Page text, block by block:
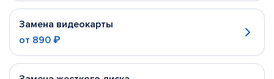
Замена видеокарты
от 890 ₽